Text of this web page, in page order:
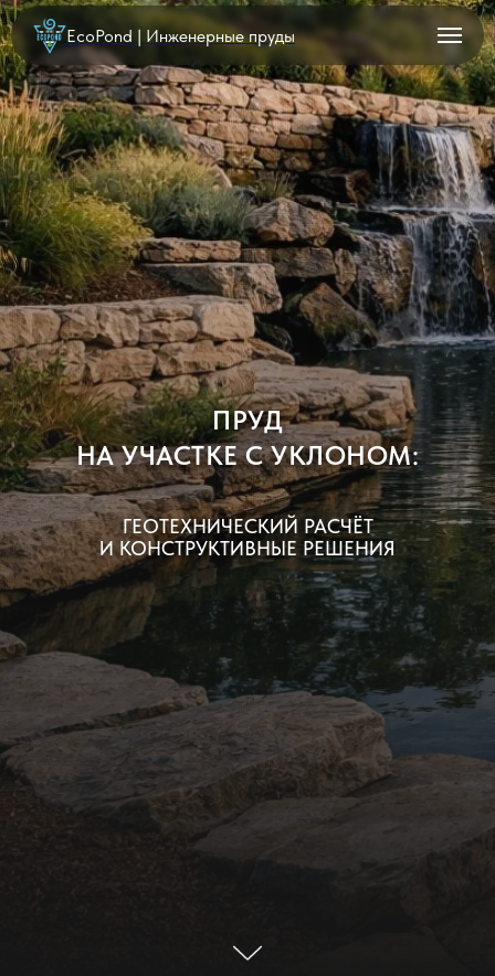
EcoPond | Инженерные пруды
ПРУД
НА УЧАСТКЕ С УКЛОНОМ:
ГЕОТЕХНИЧЕСКИЙ РАСЧЁТ
И КОНСТРУКТИВНЫЕ РЕШЕНИЯ